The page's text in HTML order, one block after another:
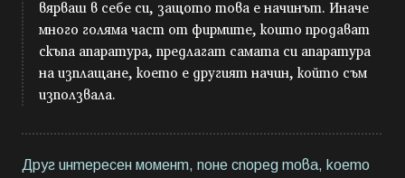
вярваш в себе си, защото това е начинът. Иначе
много голяма част от фирмите, които продават
скъпа апаратура, предлагат самата си апаратура
на изплащане, което е другият начин, който съм
използвала.
Друг интересен момент, поне според това, което